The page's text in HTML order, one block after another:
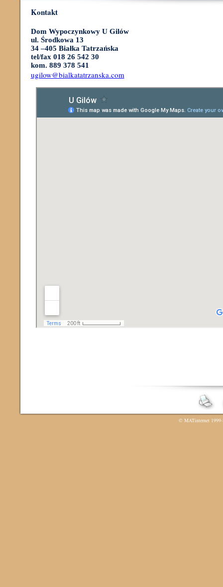
Kontakt
Dom Wypoczynkowy U Gilów
ul. Środkowa 13
34 –405 Białka Tatrzańska
tel/fax 018 26 542 30
kom. 889 378 541
ugilow@bialkatatrzanska.com
© MATinternet